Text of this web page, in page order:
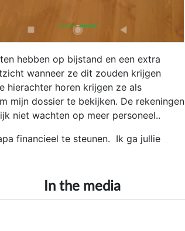
hebben op bijstand en een extra
wanneer ze dit zouden krijgen
hierachter horen krijgen ze als
mijn dossier te bekijken. De rekeningen
niet wachten op meer personeel..
financieel te steunen. Ik ga jullie
In the media